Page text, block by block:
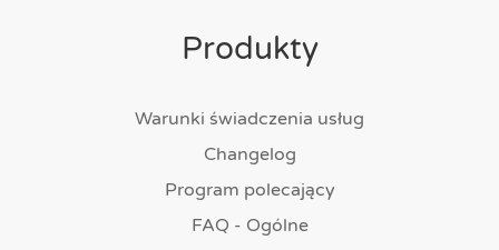
Produkty
Warunki świadczenia usług
Changelog
Program polecający
FAQ - Ogólne